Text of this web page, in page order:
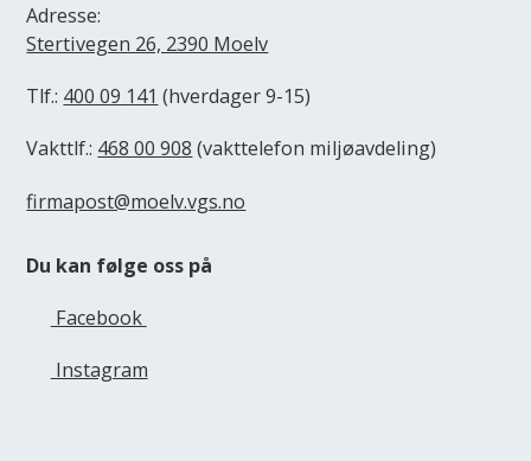
Adresse:
Stertivegen 26, 2390 Moelv
Tlf.: 400 09 141 (hverdager 9-15)
Vakttlf.: 468 00 908 (vakttelefon miljøavdeling)
firmapost@moelv.vgs.no
Du kan følge oss på
Facebook
Instagram